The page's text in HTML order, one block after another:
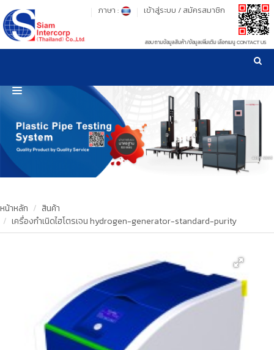
รู้ลึก รู้จริง เรื่องเครื่องมือทดสอบวัสดุ ! ยืน 1 เรื่องมาตรฐานการให้บริการ
เข้าสู่ระบบ / สมัครสมาชิก
ภาษา :
สอบถามข้อมูลสินค้า/ข้อมูลเพิ่มเติม เลือกเมนู CONTACT US
HOME
PRODUCT
OUR CLIENTS
OUR WORKS
CALIBRATION
หน้าหลัก
สินค้า
เครื่องกำเนิดไฮโตรเจน hydrogen-generator-standard-purity